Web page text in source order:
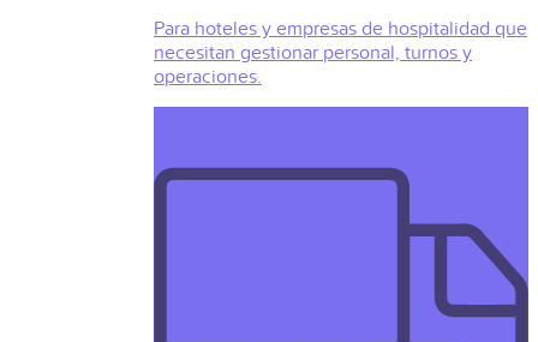
Para hoteles y empresas de hospitalidad que
necesitan gestionar personal, turnos y
operaciones.